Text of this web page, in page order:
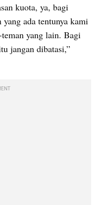
kuota, ya, bagi
ada tentunya kami
teman yang lain. Bagi
jangan dibatasi,”